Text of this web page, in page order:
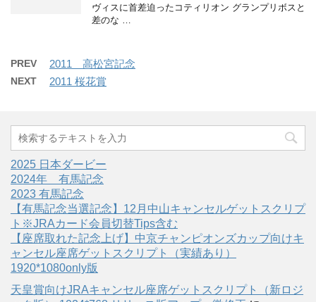
ヴィスに首差迫ったコティリオン グランプリボスと
差のな …
PREV 2011 高松宮記念
NEXT 2011 桜花賞
2025 日本ダービー
2024年 有馬記念
2023 有馬記念
【有馬記念当選記念】12月中山キャンセルゲットスクリプ
ト※JRAカード会員切替Tips含む
【座席取れた記念上げ】中京チャンピオンズカップ向けキ
ャンセル座席ゲットスクリプト（実績あり）
1920*1080only版
天皇賞向けJRAキャンセル座席ゲットスクリプト（新ロジ